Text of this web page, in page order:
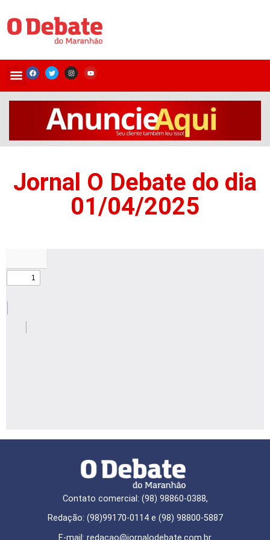
Jornal O Debate do dia
01/04/2025
Contato comercial: (98) 98860-0388,
Redação: (98)99170-0114 e (98) 98800-5887
E-mail: redaçao@jornalodebate.com.br